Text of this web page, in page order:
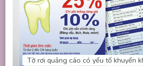
Tờ rơi quảng cáo có yếu tố khuyến